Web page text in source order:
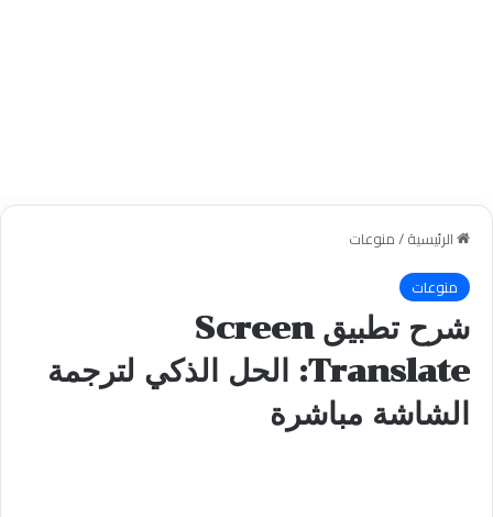
الرئيسية/منوعات
منوعات
شرح تطبيق Screen
Translate: الحل الذكي لترجمة
الشاشة مباشرة